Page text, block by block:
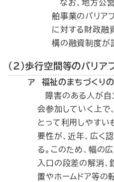
なお、地方公
舶事業のバリア
に対する財政融
構の融資制度が
（２）歩行空間等のバリア
ア 福祉のまちづくり
障害のある人が自
会参加していく上で
とって利用しやすい
要性が、近年、広く
る。このため、幅の
入口の段差の解消、
置やホームドア等の